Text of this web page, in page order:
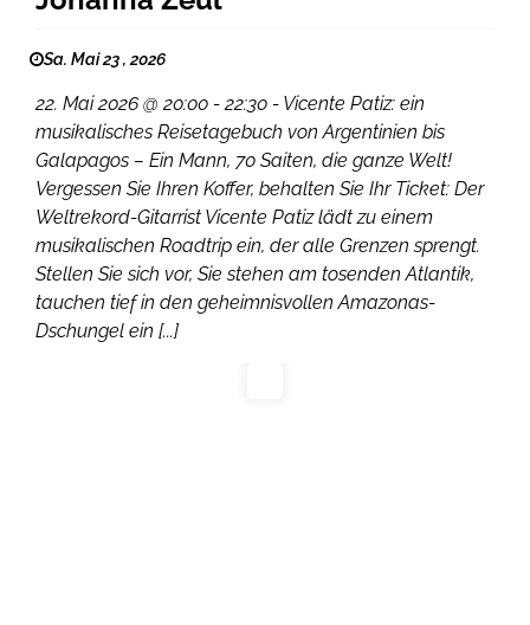
Sa. Mai 23 , 2026
22. Mai 2026 @ 20:00 - 22:30 - Vicente Patiz: ein
musikalisches Reisetagebuch von Argentinien bis
Galapagos – Ein Mann, 70 Saiten, die ganze Welt!
Vergessen Sie Ihren Koffer, behalten Sie Ihr Ticket: Der
Weltrekord-Gitarrist Vicente Patiz lädt zu einem
musikalischen Roadtrip ein, der alle Grenzen sprengt.
Stellen Sie sich vor, Sie stehen am tosenden Atlantik,
tauchen tief in den geheimnisvollen Amazonas-
Dschungel ein [...]